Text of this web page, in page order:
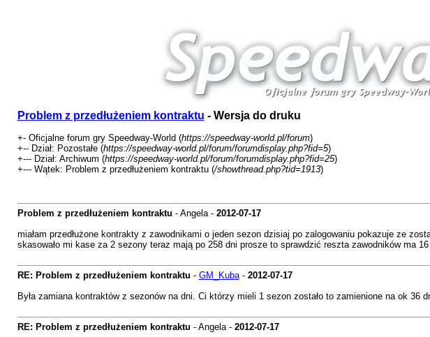
Problem z przedłużeniem kontraktu - Wersja do druku
+- Oficjalne forum gry Speedway-World (https://speedway-world.pl/forum)
+-- Dział: Pozostałe (https://speedway-world.pl/forum/forumdisplay.php?fid=5)
+--- Dział: Archiwum (https://speedway-world.pl/forum/forumdisplay.php?fid=25)
+--- Wątek: Problem z przedłużeniem kontraktu (/showthread.php?tid=1913)
Problem z przedłużeniem kontraktu - Angela - 2012-07-17
miałam przedłużone kontrakty z zawodnikami o jeden sezon dzisiaj po zalogowaniu pokazuje ze
skasowało mi kase za 2 sezony teraz mają po 258 dni prosze to sprawdzić reszta zawodników ma
RE: Problem z przedłużeniem kontraktu - GM_Kuba- 2012-07-17
Była zamiana kontraktów z sezonów na dni. Ci którzy mieli 1 sezon zostało to zamienione na ok
RE: Problem z przedłużeniem kontraktu - Angela - 2012-07-17